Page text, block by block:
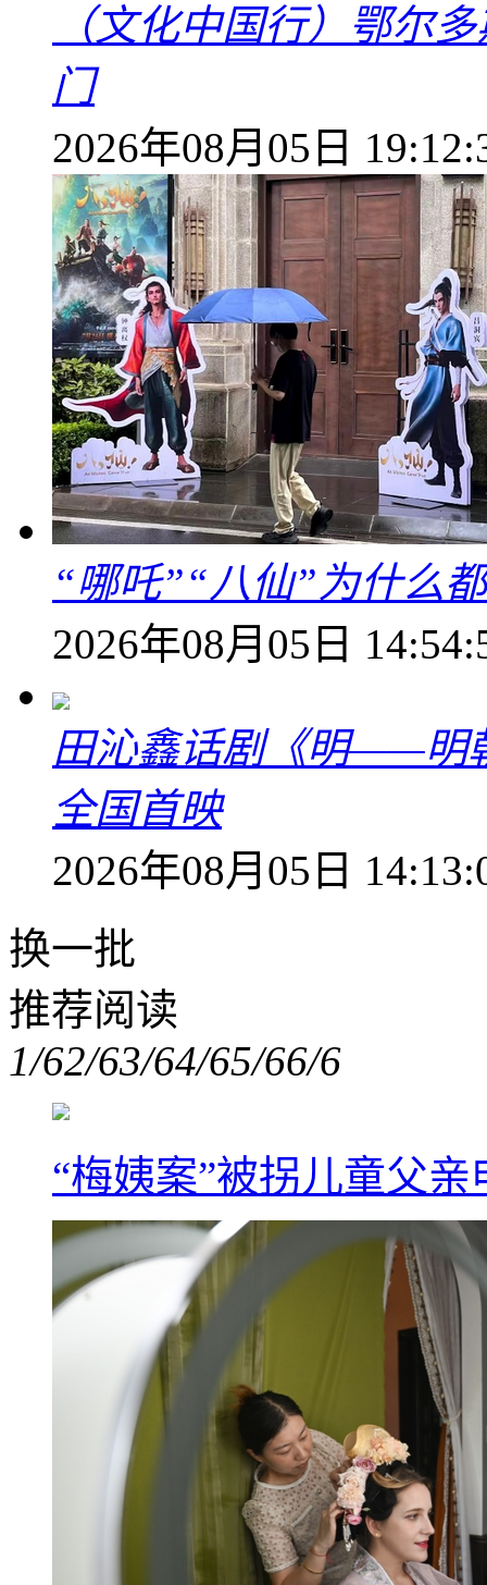
（文化中国行）鄂尔
门
2026年08月05日
“哪吒”“八仙”为什么
2026年08月05日
田沁鑫话剧《明——明
全国首映
2026年08月05日
换一批
推荐阅读
1/62/63/64/65/66/6
“梅姨案”被拐儿童父